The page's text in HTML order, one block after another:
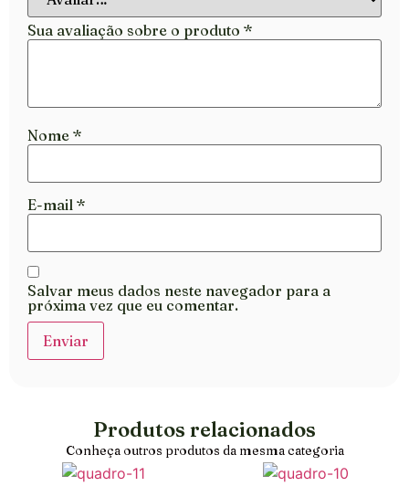
Sua avaliação sobre o produto *
Nome *
E-mail *
Salvar meus dados neste navegador para a
próxima vez que eu comentar.
Produtos relacionados
Conheça outros produtos da mesma categoria